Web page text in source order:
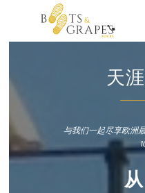
天
与我们一起尽享欧洲
从